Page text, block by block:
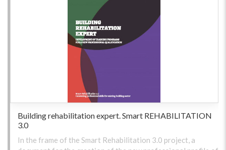
Building rehabilitation expert. Smart REHABILITATION
3.0
In the frame of the Smart Rehabilitation 3.0 project, a